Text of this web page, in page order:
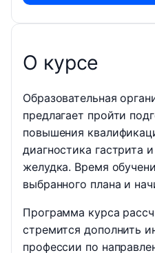
О курсе
Образовательная
предлагает пройти
повышения
диагностика гастрита
желудка. Время
выбранного плана и
Программа курса
стремится дополнить
профессии по